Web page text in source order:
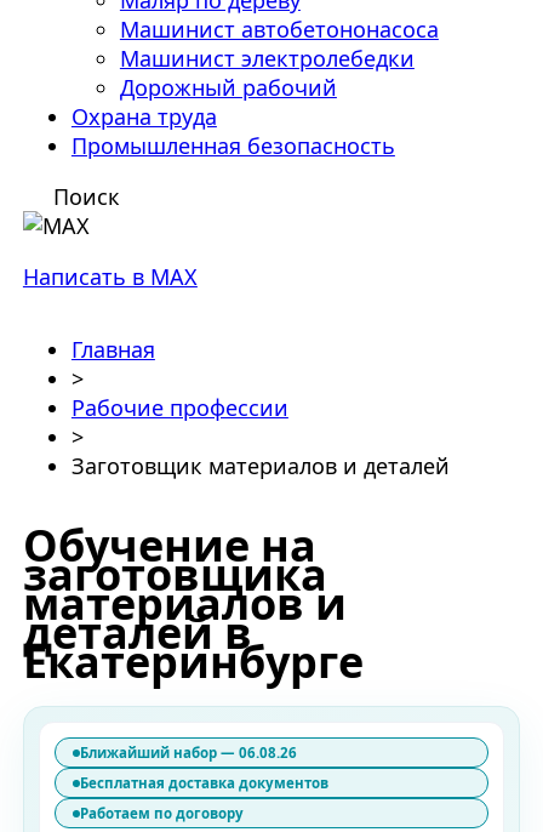
Машинист автобетононасоса
Машинист электролебедки
Дорожный рабочий
Охрана труда
Промышленная безопасность
Поиск
Написать в MAX
Главная
>
Рабочие профессии
>
Заготовщик материалов и деталей
Обучение на
заготовщика
материалов и
деталей в
Екатеринбурге
Ближайший набор — 06.08.26
Бесплатная доставка документов
Работаем по договору